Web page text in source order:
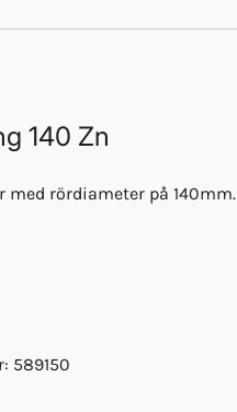
140 Zn
med rördiameter på 140mm.
589150